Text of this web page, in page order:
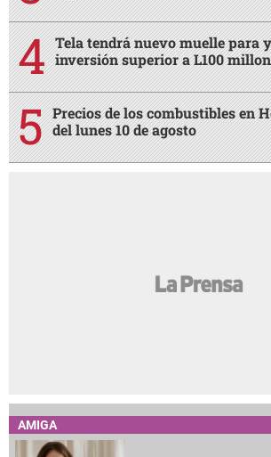
Tela tendrá nuevo muelle para
inversión superior a L100
Precios de los combustibles en
del lunes 10 de agosto
AMIGA